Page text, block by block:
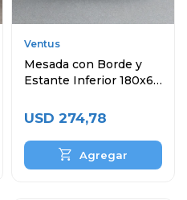
Ventus
Mesada con Borde y
Estante Inferior 180x60
USD 274,78